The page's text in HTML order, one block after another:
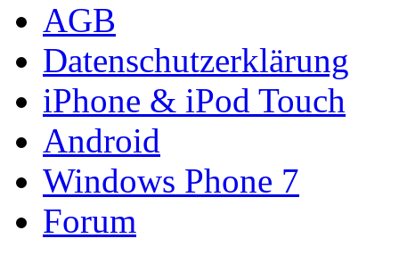
AGB
Datenschutzerklärung
iPhone & iPod Touch
Android
Windows Phone 7
Forum